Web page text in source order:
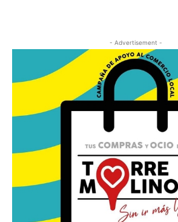
- Advertisement -